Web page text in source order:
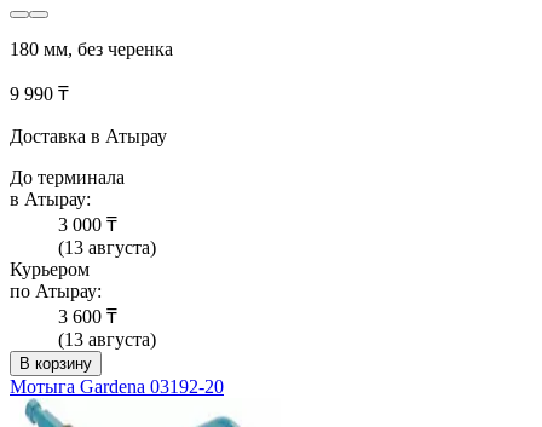
180 мм, без черенка
9 990 ₸
Доставка в Атырау
До терминала
в Атырау:
3 000 ₸
(13 августа)
Курьером
по Атырау:
3 600 ₸
(13 августа)
В корзину
Мотыга Gardena 03192-20